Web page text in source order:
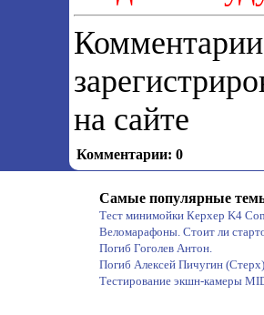
на сайте
Комментарии: 0
Самые популярные
Тест минимойки Керхер K4
Веломарафоны. Стоит ли
Погиб Гоголев Антон.
Погиб Алексей Пичугин (Стерх)
Тестирование экшн-камеры